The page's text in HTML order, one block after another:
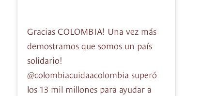
Gracias COLOMBIA! Una vez más
demostramos que somos un país
solidario!
@colombiacuidaacolombia superó
los 13 mil millones para ayudar a